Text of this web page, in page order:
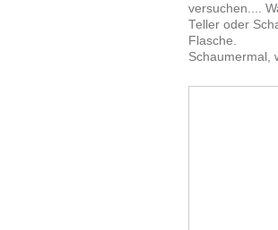
versuchen....
Teller oder
Flasche.